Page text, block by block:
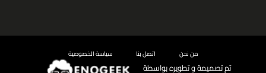
من نحن اتصل بنا سياسة الخصوصية
تم تصميمة و تطويره بواسطة